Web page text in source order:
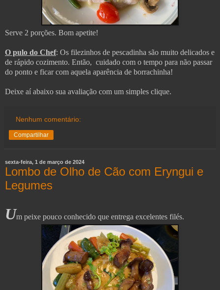
Serve 2 porções. Bom apetite!
O pulo do Chef: Os filezinhos de pescadinha são muito delicados e
de rápido cozimento. Então, cuidado com o tempo para não passar
do ponto e ficar com aquela aparência de borrachinha!
Deixe aí abaixo sua avaliação com um simples clique.
Nenhum comentário:
Compartilhar
sexta-feira, 1 de março de 2024
Lombo de Olho de Cão com Eryngui e
Legumes
Um peixe pouco conhecido que entrega excelentes filés.